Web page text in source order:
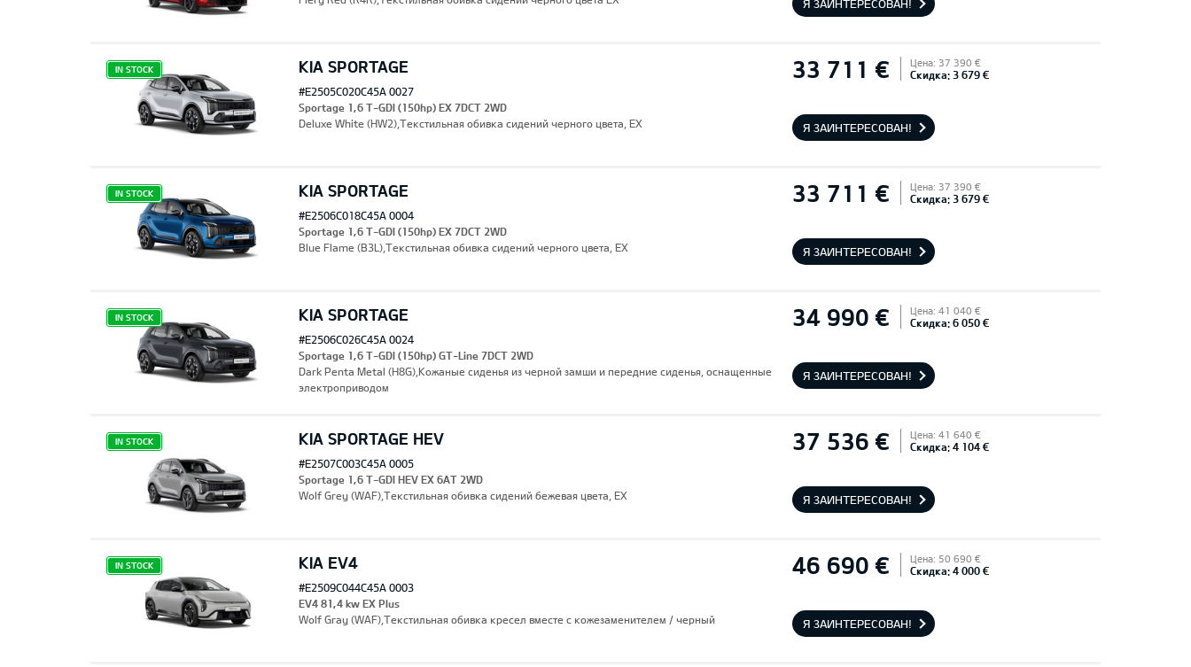
Я ЗАИНТЕРЕСОВАН!
KIA SPORTAGE 33 711 € Цена: 37 390 €
Скидка: 3 679 €
IN STOCK
#E2505C020C45A 0027
Sportage 1,6 T-GDI (150hp) EX 7DCT 2WD
Deluxe White (HW2),Текстильная обивка сидений черного цвета, EX
Я ЗАИНТЕРЕСОВАН!
KIA SPORTAGE 33 711 € Цена: 37 390 €
Скидка: 3 679 €
IN STOCK
#E2506C018C45A 0004
Sportage 1,6 T-GDI (150hp) EX 7DCT 2WD
Blue Flame (B3L),Текстильная обивка сидений черного цвета, EX
Я ЗАИНТЕРЕСОВАН!
KIA SPORTAGE 34 990 € Цена: 41 040 €
Скидка: 6 050 €
IN STOCK
#E2506C026C45A 0024
Sportage 1,6 T-GDI (150hp) GT-Line 7DCT 2WD
Dark Penta Metal (H8G),Кожаные сиденья из черной замши и передние сиденья, оснащенные
электроприводом
Я ЗАИНТЕРЕСОВАН!
KIA SPORTAGE HEV 37 536 € Цена: 41 640 €
Скидка: 4 104 €
IN STOCK
#E2507C003C45A 0005
Sportage 1,6 T-GDI HEV EX 6AT 2WD
Wolf Grey (WAF),Текстильная обивка сидений бежевая цвета, EX
Я ЗАИНТЕРЕСОВАН!
KIA EV4 46 690 € Цена: 50 690 €
Скидка: 4 000 €
IN STOCK
#E2509C044C45A 0003
EV4 81,4 kw EX Plus
Wolf Gray (WAF),Текстильная обивка кресел вместе с кожезаменителем / черный
Я ЗАИНТЕРЕСОВАН!